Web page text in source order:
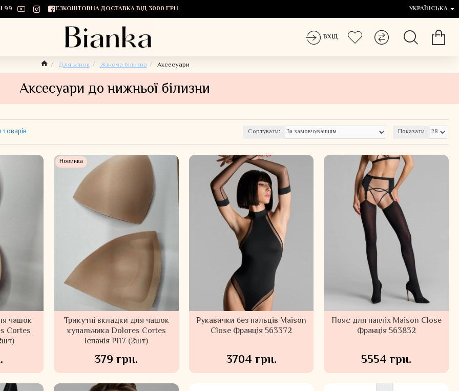
99 БЕЗКОШТОВНА ДОСТАВКА ВІД 3000 ГРН УКРАЇНСЬКА
ВХІД
Для жінок Жіноча білизна Аксесуари
Аксесуари до нижньої білизни
Сортувати: Показати
чашок
Cortes
Новинка
Трикутні вкладки для чашок
купальника Dolores Cortes
Іспанія P117 (2шт)
379 грн.
Рукавички без пальців Maison
Close Франція 563372
3704 грн.
Пояс для панчіх Maison Close
Франція 563832
5554 грн.